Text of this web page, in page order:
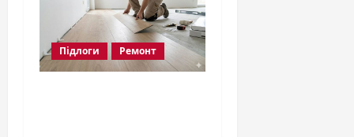
Підлоги Ремонт